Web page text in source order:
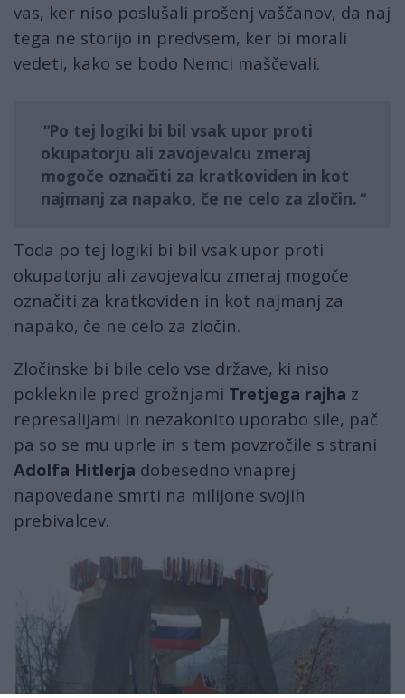
vas, ker niso poslušali prošenj vaščanov, da naj
tega ne storijo in predvsem, ker bi morali
vedeti, kako se bodo Nemci maščevali.
Po tej logiki bi bil vsak upor proti
okupatorju ali zavojevalcu zmeraj
mogoče označiti za kratkoviden in kot
najmanj za napako, če ne celo za zločin.
Toda po tej logiki bi bil vsak upor proti
okupatorju ali zavojevalcu zmeraj mogoče
označiti za kratkoviden in kot najmanj za
napako, če ne celo za zločin.
Zločinske bi bile celo vse države, ki niso
pokleknile pred grožnjami Tretjega rajha z
represalijami in nezakonito uporabo sile, pač
pa so se mu uprle in s tem povzročile s strani
Adolfa Hitlerja dobesedno vnaprej
napovedane smrti na milijone svojih
prebivalcev.